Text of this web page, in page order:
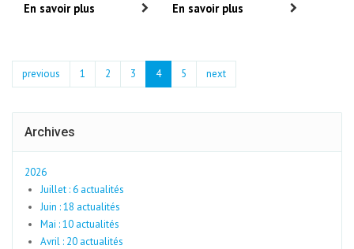
En savoir plus
En savoir plus
previous 1 2 3 4 5 next
Archives
2026
Juillet : 6 actualités
Juin : 18 actualités
Mai : 10 actualités
Avril : 20 actualités